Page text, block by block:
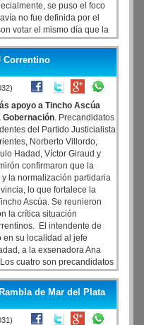
se puso el foco
no fue definida por el
votar el mismo día que la
diferentes.
Correntino
apoyo a Tincho Ascúa
Gobernación. Precandidatos
del Partido Justicialista
Norberto Villordo,
Hadad, Víctor Giraud y
confirmaron que la
la normalización partidaria
lo que fortalece la
Ascúa. Se reunieron
la crítica situación
El intendente de
en su localidad al jefe
a la exsenadora Ana
cuatro son precandidatos
armado de la línea
lleva a Martín Tincho
la provincia.
de Mar del Plata